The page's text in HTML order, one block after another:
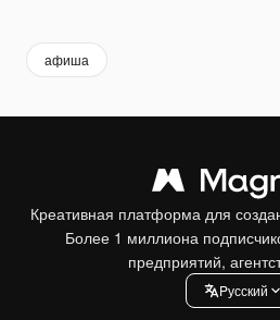
афиша
Креативная платформа для
Более 1 миллиона
предприятий,
Pусский